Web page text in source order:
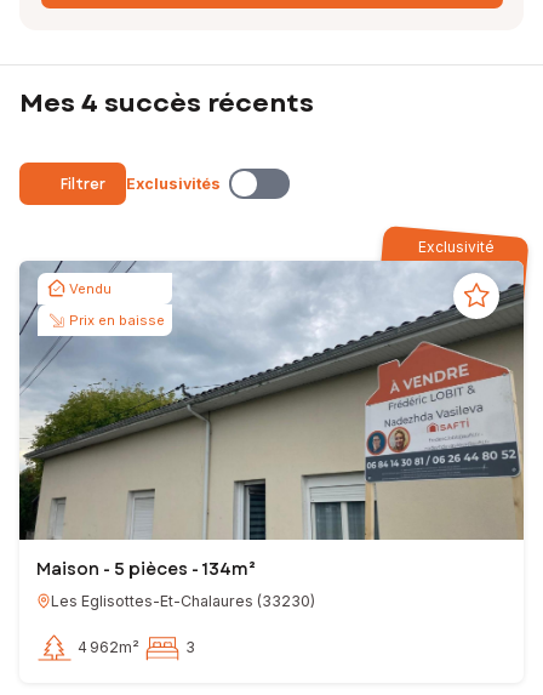
Mes 4 succès récents
Filtrer Exclusivités
Exclusivité
Vendu
Prix en baisse
Maison - 5 pièces - 134m²
Les Eglisottes-Et-Chalaures (33230)
4 962m² 3